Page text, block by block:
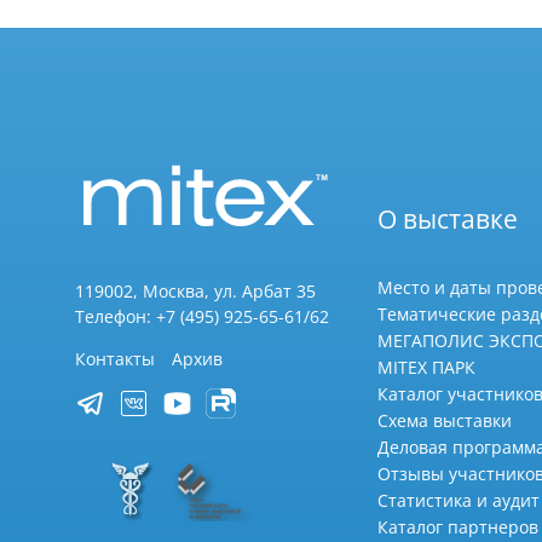
119002, Москва, ул. Арбат 35
Телефон: +7 (495) 925-65-61/62
Контакты
Архив
О выставке
Место и даты
Тематические
МЕГАПОЛИС
MITEX ПАРК
Каталог
Схема выставки
Деловая
Отзывы
Статистика и аудит
Каталог партнеров